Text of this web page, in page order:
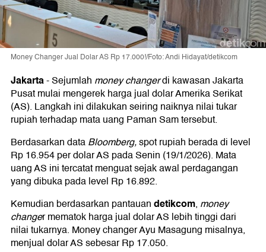
Money Changer Jual Dolar AS Rp 17.000!/Foto: Andi Hidayat/detikcom
Jakarta-Sejumlah money changerdi kawasan Jakarta
Pusat mulai mengerek harga jual dolar Amerika Serikat
(AS). Langkah ini dilakukan seiring naiknya nilai tukar
rupiah terhadap mata uang Paman Sam tersebut.
Berdasarkan dataBloomberg,spot rupiah berada di level
Rp 16.954 per dolar AS pada Senin (19/1/2026). Mata
uang AS ini tercatat menguat sejak awal perdagangan
yang dibuka pada level Rp 16.892.
Kemudian berdasarkan pantauandetikcom, money
changer mematok harga jual dolar AS lebih tinggi dari
nilai tukarnya. Money changer Ayu Masagung misalnya,
menjual dolar AS sebesar Rp 17.050.